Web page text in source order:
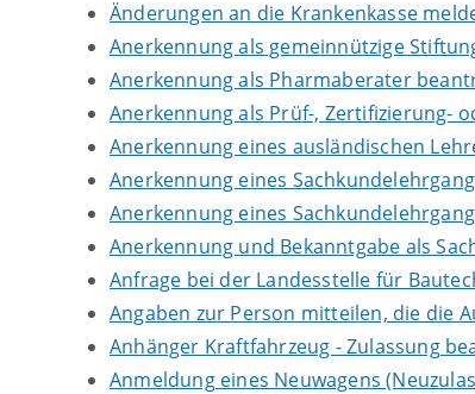
Änderungen an die Krankenkasse
Anerkennung als gemeinnützige
Anerkennung als Pharmaberater
Anerkennung als Prüf-, Zertifizierung-
Anerkennung eines ausländischen
Anerkennung eines
Anerkennung eines
Anerkennung und Bekanntgabe als
Anfrage bei der Landesstelle für
Angaben zur Person mitteilen, die die
Anhänger Kraftfahrzeug - Zulassung
Anmeldung eines Neuwagens